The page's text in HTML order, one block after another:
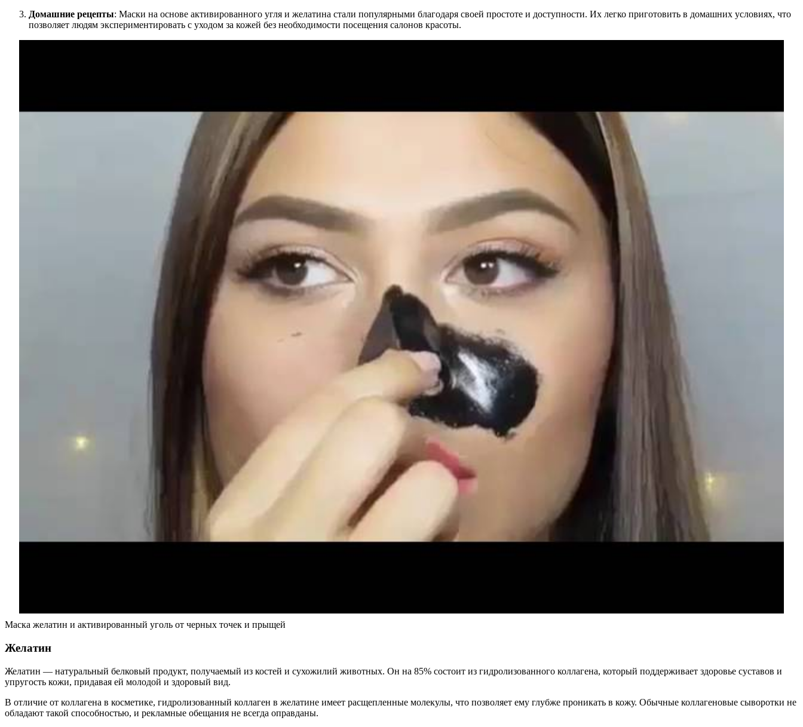
Домашние рецепты: Маски на основе активированного угля и желатина стали популярными благодаря своей простоте и доступности. Их легко приготовить в домашних условиях, что
позволяет людям экспериментировать с уходом за кожей без необходимости посещения салонов красоты.
Маска желатин и активированный уголь от черных точек и прыщей
Желатин
Желатин — натуральный белковый продукт, получаемый из костей и сухожилий животных. Он на 85% состоит из гидролизованного коллагена, который поддерживает здоровье суставов и
упругость кожи, придавая ей молодой и здоровый вид.
В отличие от коллагена в косметике, гидролизованный коллаген в желатине имеет расщепленные молекулы, что позволяет ему глубже проникать в кожу. Обычные коллагеновые сыворотки не
обладают такой способностью, и рекламные обещания не всегда оправданы.